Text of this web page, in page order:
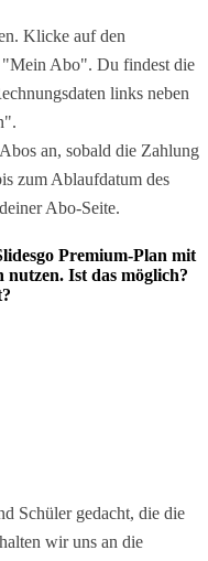
Klicke auf den
Abo". Du findest die
links neben
an, sobald die Zahlung
zum Ablaufdatum des
Abo-Seite.
Premium-Plan mit
Ist das möglich?
Schüler gedacht, die die
wir uns an die